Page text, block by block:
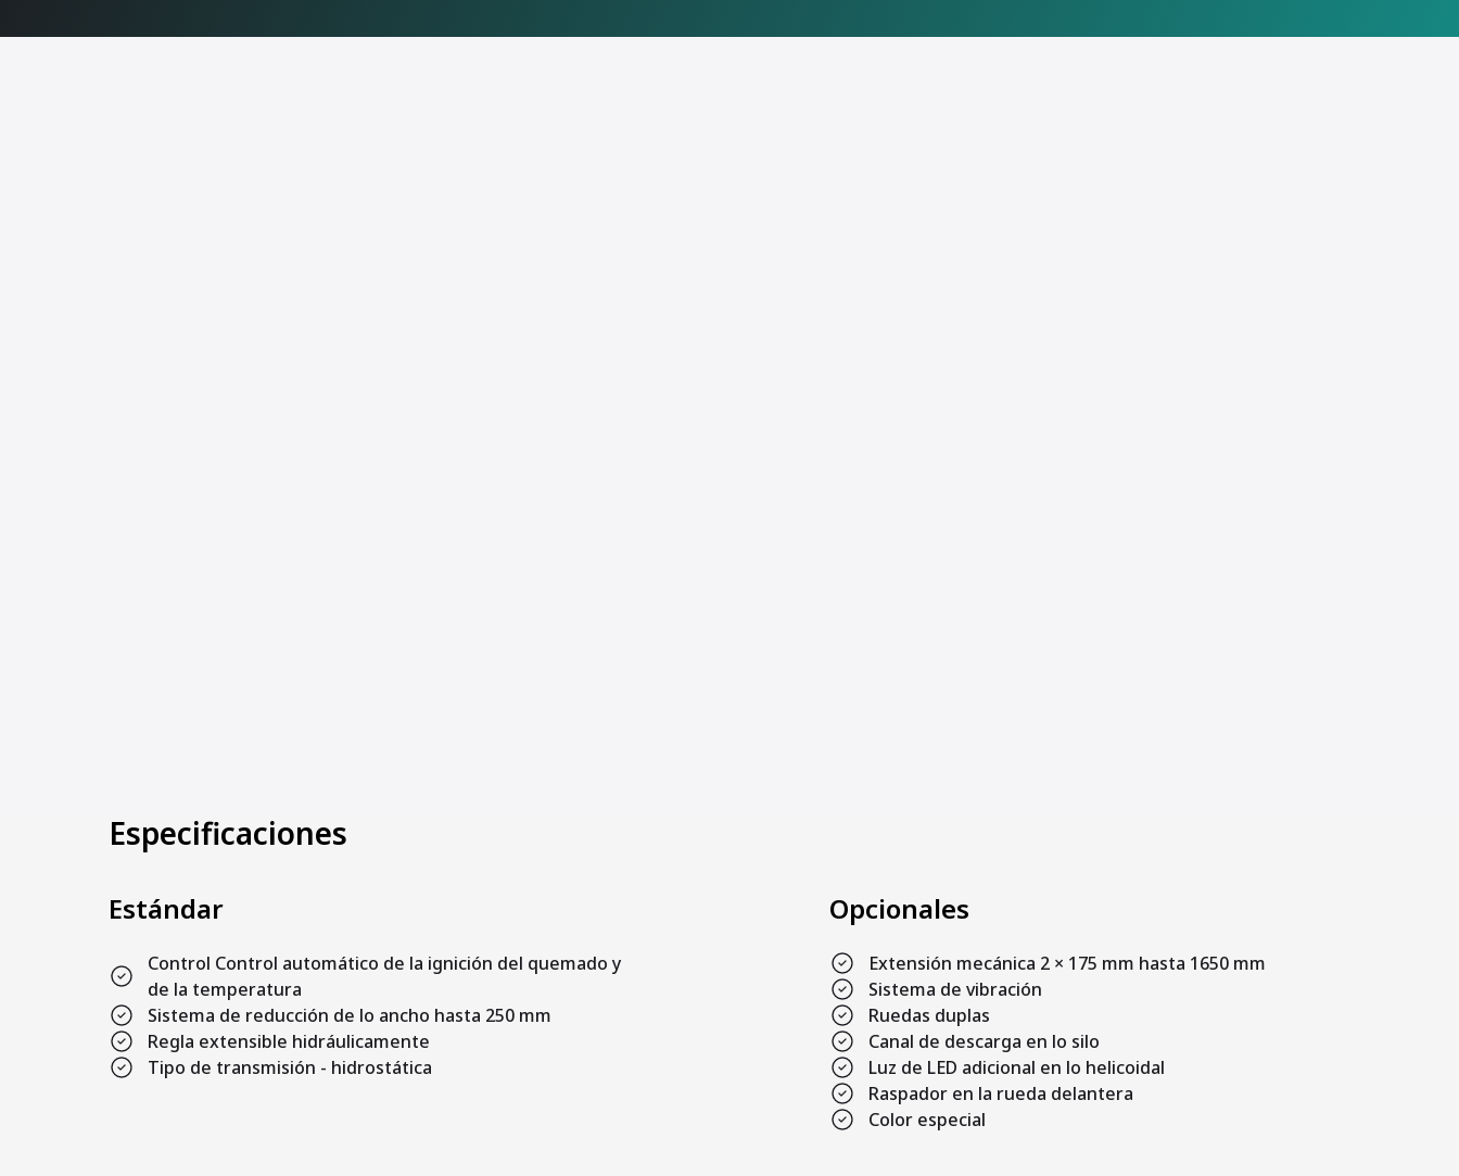
Especificaciones
Estándar
Control Control automático de la ignición del quemado y
de la temperatura
Sistema de reducción de lo ancho hasta 250 mm
Regla extensible hidráulicamente
Tipo de transmisión - hidrostática
Opcionales
Extensión mecánica 2 × 175 mm hasta 1650 mm
Sistema de vibración
Ruedas duplas
Canal de descarga en lo silo
Luz de LED adicional en lo helicoidal
Raspador en la rueda delantera
Color especial